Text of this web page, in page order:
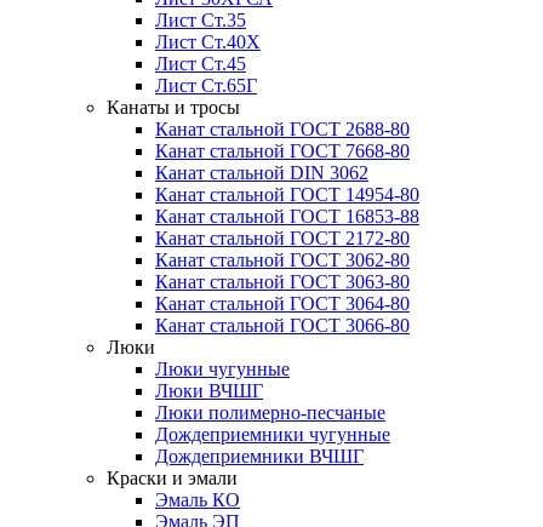
Лист Ст.35
Лист Ст.40Х
Лист Ст.45
Лист Ст.65Г
Канаты и тросы
Канат стальной ГОСТ 2688-80
Канат стальной ГОСТ 7668-80
Канат стальной DIN 3062
Канат стальной ГОСТ 14954-80
Канат стальной ГОСТ 16853-88
Канат стальной ГОСТ 2172-80
Канат стальной ГОСТ 3062-80
Канат стальной ГОСТ 3063-80
Канат стальной ГОСТ 3064-80
Канат стальной ГОСТ 3066-80
Люки
Люки чугунные
Люки ВЧШГ
Люки полимерно-песчаные
Дождеприемники чугунные
Дождеприемники ВЧШГ
Краски и эмали
Эмаль КО
Эмаль ЭП